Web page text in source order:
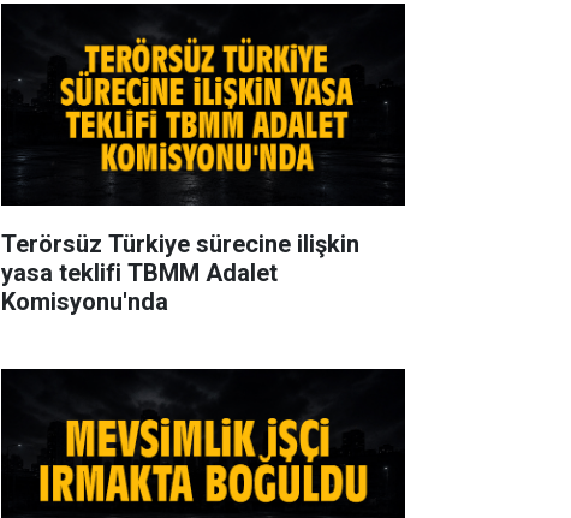
Terörsüz Türkiye sürecine ilişkin
yasa teklifi TBMM Adalet
Komisyonu'nda